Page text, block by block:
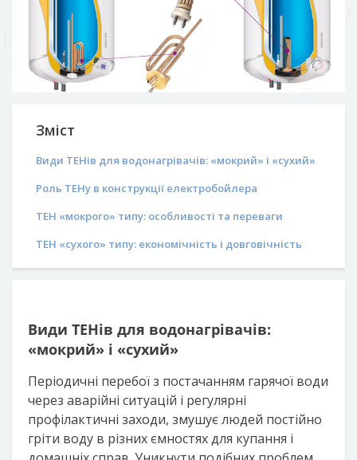
Зміст
Види ТЕНів для водонагрівачів: «мокрий» і «сухий»
Роль ТЕНу в конструкції електробойлера
ТЕН «мокрого» типу: особливості та переваги
ТЕН «сухого» типу: економічність і довговічність
Види ТЕНів для водонагрівачів:
«мокрий» і «сухий»
Періодичні перебої з постачанням гарячої води
через аварійні ситуацій і регулярні
профілактичні заходи, змушує людей постійно
гріти воду в різних ємностях для купання і